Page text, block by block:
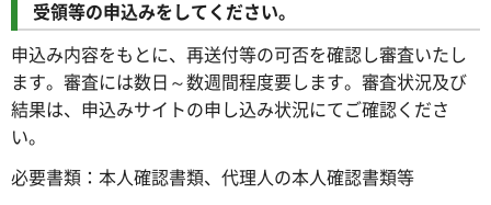
受領等の申込みをしてください。
申込み内容をもとに、再送付等の可否を確認し審査いたし
ます。審査には数日～数週間程度要します。審査状況及び
結果は、申込みサイトの申し込み状況にてご確認くださ
い。
必要書類：本人確認書類、代理人の本人確認書類等